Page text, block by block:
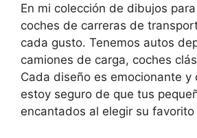
En mi colección de dibujos
coches de carreras de
cada gusto. Tenemos autos
camiones de carga, coches
Cada diseño es emocionante y
estoy seguro de que tus
encantados al elegir su favorito